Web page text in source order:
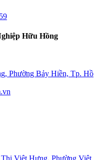
Hữu Hồng
Phường Bảy Hiền, Tp. Hồ
Việt Hưng, Phường Việt